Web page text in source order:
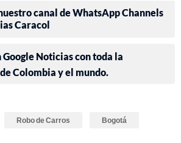
canal de WhatsApp Channels
Caracol
Noticias con toda la
Colombia y el mundo.
Robo de Carros Bogotá